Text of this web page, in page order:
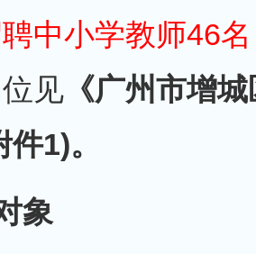
中小学教师46名
见 《广州市增
1)。
象